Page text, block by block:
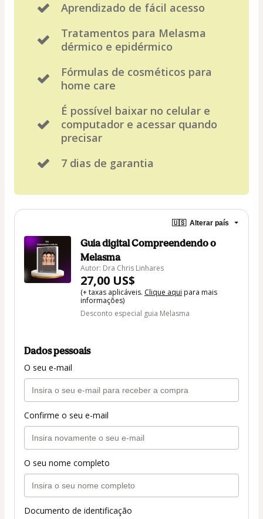
Aprendizado de fácil acesso
Tratamentos para Melasma
dérmico e epidérmico
Fórmulas de cosméticos para
home care
É possível baixar no celular e
computador e acessar quando
precisar
7 dias de garantia
🇺🇸 Alterar país
Guia digital Compreendendo o
Melasma
Autor: Dra Chris Linhares
27,00 US$
(+ taxas aplicáveis. Clique aqui para mais
informações)
Desconto especial guia Melasma
Dados pessoais
O seu e-mail
Confirme o seu e-mail
O seu nome completo
Documento de identificação